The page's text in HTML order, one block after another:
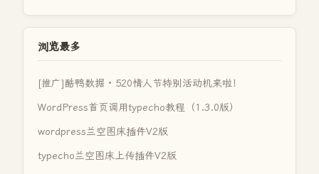
浏览最多
[推广]酷鸭数据 · 520情人节特别活动机来啦！
WordPress首页调用typecho教程（1.3.0版）
wordpress兰空图床插件V2版
typecho兰空图床上传插件V2版